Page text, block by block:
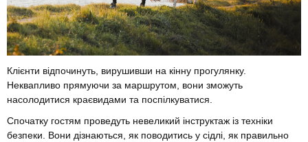
Клієнти відпочинуть, вирушивши на кінну прогулянку.
Неквапливо прямуючи за маршрутом, вони зможуть
насолодитися краєвидами та поспілкуватися.
Спочатку гостям проведуть невеликий інструктаж із техніки
безпеки. Вони дізнаються, як поводитись у сідлі, як правильно